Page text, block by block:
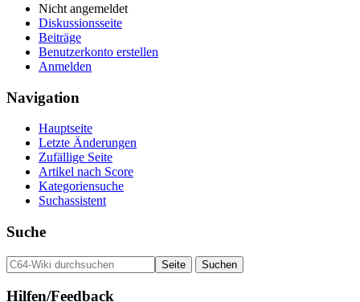
Nicht angemeldet
Diskussionsseite
Beiträge
Benutzerkonto erstellen
Anmelden
Navigation
Hauptseite
Letzte Änderungen
Zufällige Seite
Artikel nach Score
Kategoriensuche
Suchassistent
Suche
Hilfen/Feedback